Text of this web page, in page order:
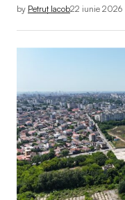
by Petruț Iacob22 iunie 2026